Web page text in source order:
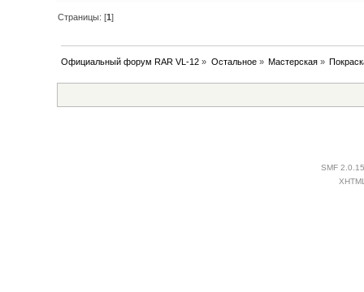
Страницы: [1]
Официальный форум RAR VL-12 » Остальное» Мастерская»
SMF 2.0.15